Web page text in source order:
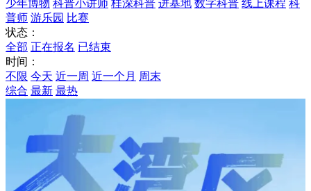
少年博物 科普小讲师 桂深科普 进基地 数字科普 线上课程 科
普师 游乐园 比赛
状态：
全部 正在报名 已结束
时间：
不限 今天 近一周 近一个月 周末
综合 最新 最热